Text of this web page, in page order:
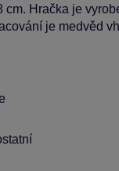
Hračka je
je medvěd